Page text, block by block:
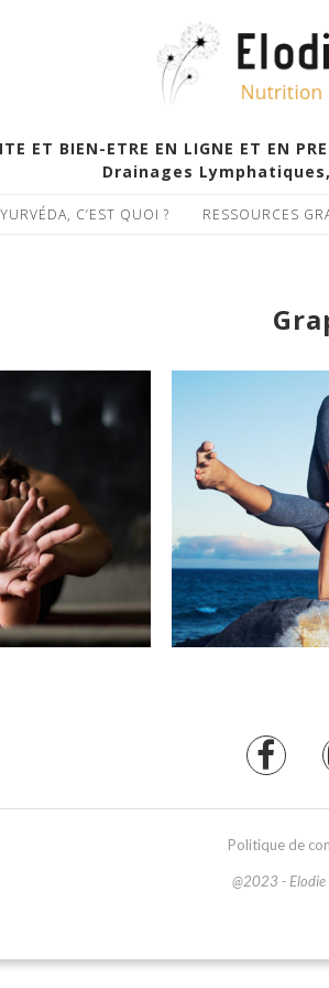
ET BIEN-ETRE EN LIGNE ET
Drainages
C’EST QUOI ? RESSOURCES
Politique de
@2023 - Elodie